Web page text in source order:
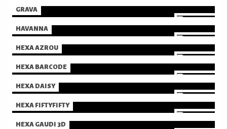
GRAVA
HAVANNA
HEXA AZROU
HEXA BARCODE
HEXA DAISY
HEXA FIFTYFIFTY
HEXA GAUDI 3D